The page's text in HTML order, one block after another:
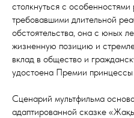
столкнуться с особенностями
требовавшими длительной
обстоятельства, она с юных
жизненную позицию и
вклад в общество и
удостоена Премии
Сценарий мультфильма
адаптированной сказке